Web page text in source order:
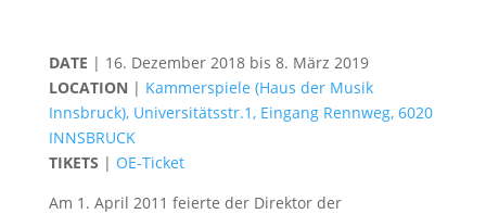
DATE | 16. Dezember 2018 bis 8. März 2019
LOCATION | Kammerspiele (Haus der Musik
Innsbruck), Universitätsstr.1, Eingang Rennweg, 6020
INNSBRUCK
TIKETS | OE-Ticket
Am 1. April 2011 feierte der Direktor der